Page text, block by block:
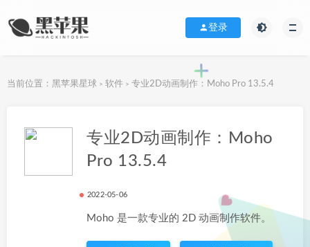
登录
当前位置： 黑苹果星球 > 软件 > 专业2D动画制作：Moho Pro 13.5.4
专业2D动画制作：Moho
Pro 13.5.4
2022-05-06
Moho 是一款专业的 2D 动画制作软件。